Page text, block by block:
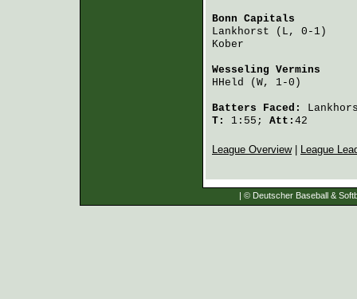
Bonn Capitals
Lankhorst (L, 0-1)
Kober
Wesseling Vermins
HHeld (W, 1-0)
Batters Faced:
T:
1:55; Att: 42
League Overview| League
| © Deutscher Baseball &